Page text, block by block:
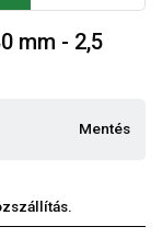
mm - 2,5
Mentés